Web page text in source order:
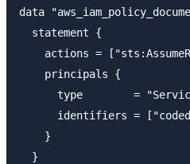
data
  statement {
actions =
    principals {
type        =
identifiers =
    }
  }